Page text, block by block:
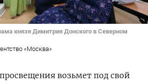
князя Димитрия Донского в Северном
«Москва»
возьмет под свой